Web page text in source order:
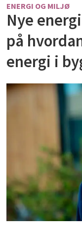
ENERGI OG MILJØ
Nye
på
energi i